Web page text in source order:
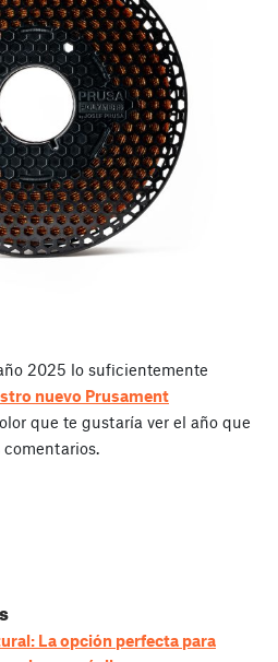
2025 lo suficientemente
nuevo Prusament
que te gustaría ver el año que
La opción perfecta para